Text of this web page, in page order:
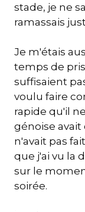
stade, je ne
ramassais
Je m'étais
temps de
suffisaient
voulu faire
rapide qu'il
génoise
n'avait pas
que j'ai vu la
sur le
soirée.